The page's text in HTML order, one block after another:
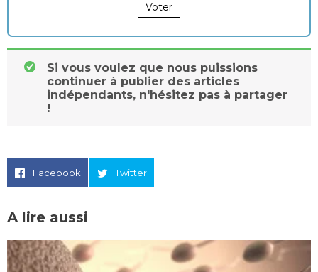
Voter
Si vous voulez que nous puissions
continuer à publier des articles
indépendants, n'hésitez pas à partager
!
Facebook Twitter
A lire aussi